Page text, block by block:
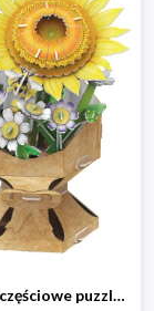
MGM 102-częściowe puzzle 3D "Flower bouquet - Sunflowers" - 8+ rozmiar: onesize